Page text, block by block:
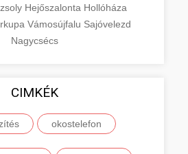
Hejőszalonta Hollóháza
Vámosújfalu Sajóvelezd
Nagycsécs
CIMKÉK
okostelefon